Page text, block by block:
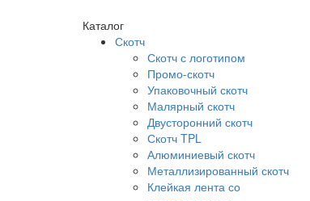
Каталог
Скотч
Скотч с логотипом
Промо-скотч
Упаковочный скотч
Малярный скотч
Двусторонний скотч
Скотч TPL
Алюминиевый скотч
Металлизированный скотч
Клейкая лента со